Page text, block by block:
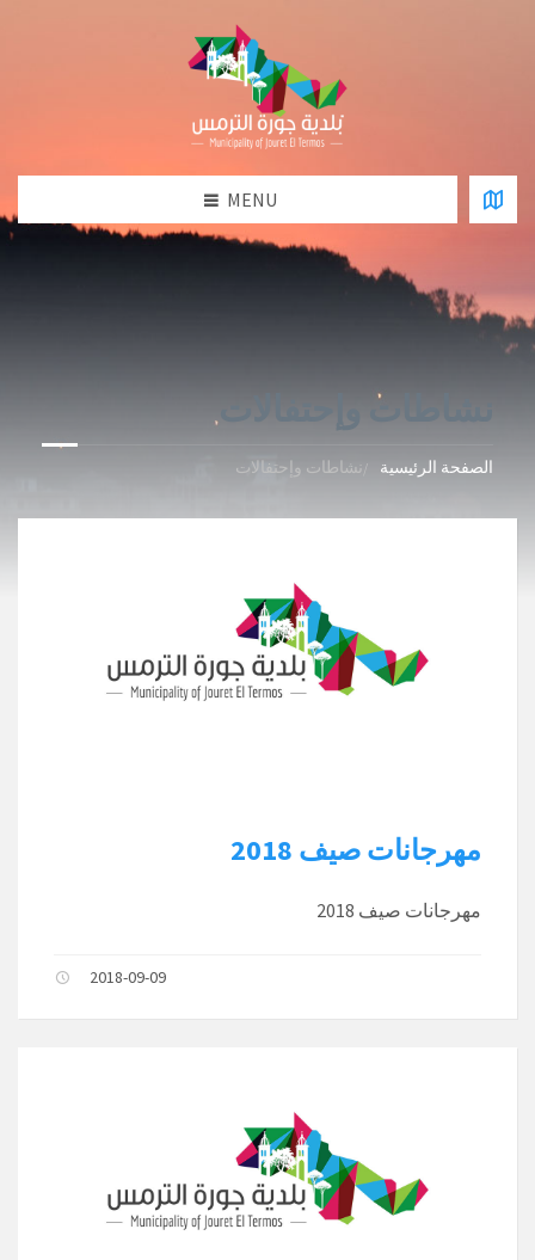
MENU
نشاطات وإحتفالات
الصفحة الرئيسية نشاطات وإحتفالات
مهرجانات صيف 2018
مهرجانات صيف 2018
2018-09-09